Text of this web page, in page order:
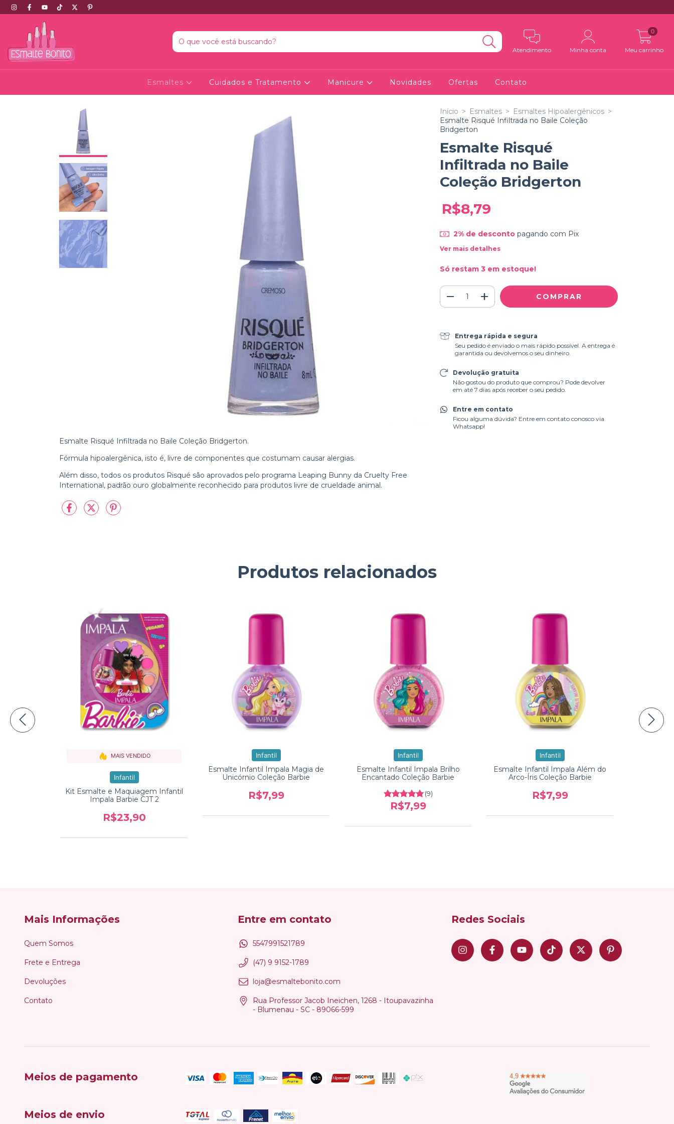
Atendimento Minha conta Meu carrinho
0
Esmaltes Cuidados e Tratamento Manicure Novidades Ofertas Contato
Esmalte Risqué Infiltrada no Baile Coleção Bridgerton.
Fórmula hipoalergênica, isto é, livre de componentes que costumam causar alergias.
Além disso, todos os produtos Risqué são aprovados pelo programa Leaping Bunny da Cruelty Free
International, padrão ouro globalmente reconhecido para produtos livre de crueldade animal.
Início > Esmaltes > Esmaltes Hipoalergênicos >
Esmalte Risqué Infiltrada no Baile Coleção
Bridgerton
Esmalte Risqué
Infiltrada no Baile
Coleção Bridgerton
R$8,79
2% de descontopagando com Pix
Ver mais detalhes
Só restam 3 em estoque!
Entrega rápida e segura
Seu pedido é enviado o mais rápido possível. A entrega é
garantida ou devolvemos o seu dinheiro.
Devolução gratuita
Não gostou do produto que comprou? Pode devolver
em até 7 dias após receber o seu pedido.
Entre em contato
Ficou alguma dúvida? Entre em contato conosco via
Whatsapp!
Produtos relacionados
MAIS VENDIDO
Infantil
Kit Esmalte e Maquiagem Infantil
Impala Barbie CJT 2
R$23,90
Infantil
Esmalte Infantil Impala Magia de
Unicórnio Coleção Barbie
R$7,99
Infantil
Esmalte Infantil Impala Brilho
Encantado Coleção Barbie
(9)
R$7,99
Infantil
Esmalte Infantil Impala Além do
Arco-Íris Coleção Barbie
R$7,99
Mais Informações
Quem Somos
Frete e Entrega
Devoluções
Contato
Entre em contato
5547991521789
(47) 9 9152-1789
loja@esmaltebonito.com
Rua Professor Jacob Ineichen, 1268 - Itoupavazinha
- Blumenau - SC - 89066-599
Redes Sociais
Meios de pagamento
Meios de envio